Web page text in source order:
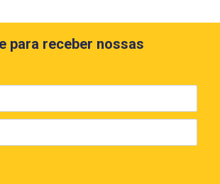
para receber nossas